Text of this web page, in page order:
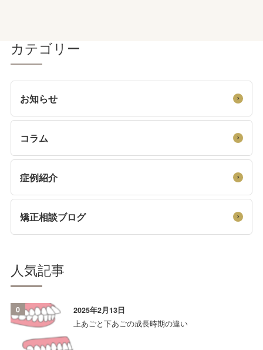
カテゴリー
お知らせ
コラム
症例紹介
矯正相談ブログ
人気記事
0
2025年2月13日
上あごと下あごの成長時期の違い